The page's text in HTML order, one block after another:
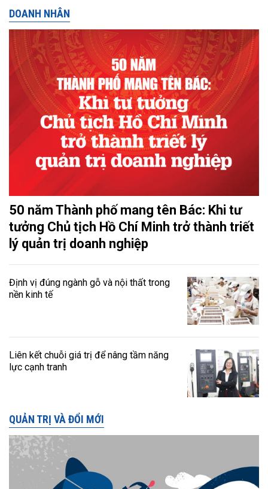
DOANH NHÂN
50 năm Thành phố mang tên Bác: Khi tư
tưởng Chủ tịch Hồ Chí Minh trở thành triết
lý quản trị doanh nghiệp
Định vị đúng ngành gỗ và nội thất trong
nền kinh tế
Liên kết chuỗi giá trị để nâng tầm năng
lực cạnh tranh
QUẢN TRỊ VÀ ĐỔI MỚI